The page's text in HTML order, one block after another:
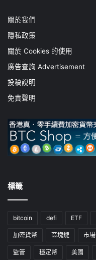
關於我們
隱私政策
關於 Cookies 的使用
廣告查詢 Advertisement
投稿說明
免責聲明
標籤
bitcoin defi ETF
加密貨幣 區塊鏈 市場
監管 穩定幣 美國